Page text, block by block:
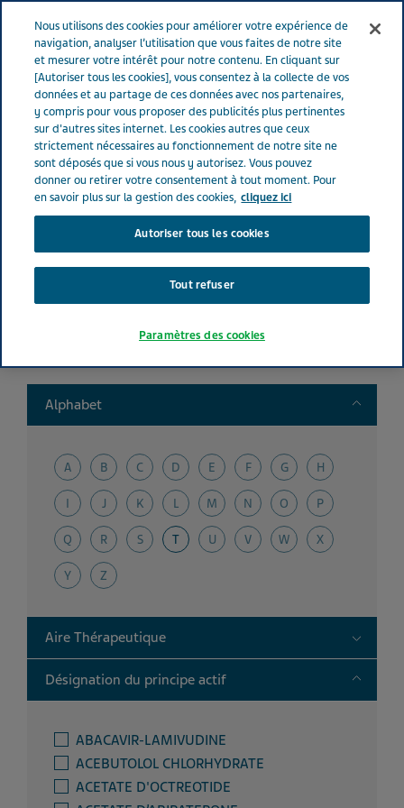
Menu
France Nos Produits Product catalog
Liste de nos médicaments
Search
Filtres clairs
Alphabet Toggle
A B C D E F G H
I J K L M N O P
Q R S T U V W X
Y Z
Aire Thérapeutique Toggle
Désignation du principe actif Toggle
ABACAVIR-LAMIVUDINE
ACEBUTOLOL CHLORHYDRATE
ACETATE D'OCTREOTIDE
Nous utilisons des cookies pour améliorer votre expérience de
navigation, analyser l’utilisation que vous faites de notre site
et mesurer votre intérêt pour notre contenu. En cliquant sur
[Autoriser tous les cookies], vous consentez à la collecte de vos
données et au partage de ces données avec nos partenaires,
y compris pour vous proposer des publicités plus pertinentes
sur d'autres sites internet. Les cookies autres que ceux
strictement nécessaires au fonctionnement de notre site ne
sont déposés que si vous nous y autorisez. Vous pouvez
donner ou retirer votre consentement à tout moment. Pour
en savoir plus sur la gestion des cookies, cliquez ici
Autoriser tous les cookies
Tout refuser
Paramètres des cookies